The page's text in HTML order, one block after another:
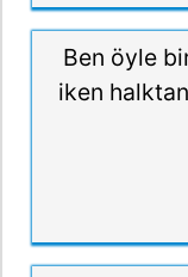
Ben öyle
iken